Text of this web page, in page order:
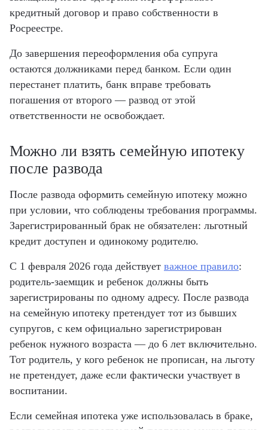
кредитный договор и право собственности в
Росреестре.
До завершения переоформления оба супруга
остаются должниками перед банком. Если один
перестанет платить, банк вправе требовать
погашения от второго — развод от этой
ответственности не освобождает.
Можно ли взять семейную ипотеку
после развода
После развода оформить семейную ипотеку можно
при условии, что соблюдены требования программы.
Зарегистрированный брак не обязателен: льготный
кредит доступен и одинокому родителю.
С 1 февраля 2026 года действует важное правило:
родитель-заемщик и ребенок должны быть
зарегистрированы по одному адресу. После развода
на семейную ипотеку претендует тот из бывших
супругов, с кем официально зарегистрирован
ребенок нужного возраста — до 6 лет включительно.
Тот родитель, у кого ребенок не прописан, на льготу
не претендует, даже если фактически участвует в
воспитании.
Если семейная ипотека уже использовалась в браке,